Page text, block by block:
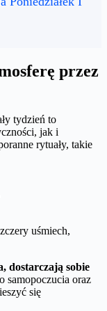
przez
tydzień to
jak i
rytuały, takie
uśmiech,
dostarczają sobie
samopoczucia oraz
się